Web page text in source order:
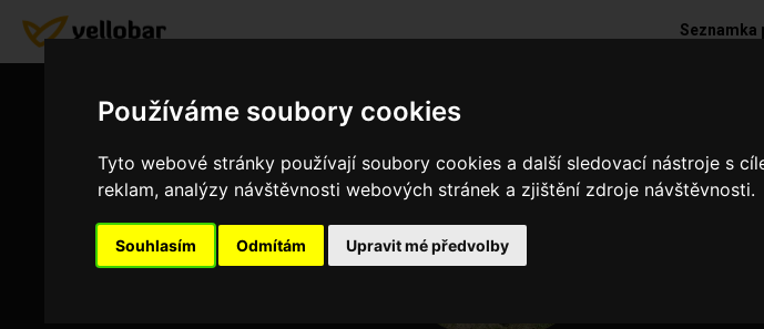
Používáme soubory cookies
Tyto webové stránky používají soubory cookies a další sledovací nástroje s
reklam, analýzy návštěvnosti webových stránek a zjištění zdroje návštěvnosti.
Souhlasím Odmítám Upravit mé předvolby
Seznamka
...